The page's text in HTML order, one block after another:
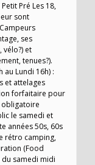
Pré Les 18,
sont
ses
vélo?) et
tenues?).
au Lundi 16h) :
et attelages
forfaitaire pour
obligatoire
le samedi et
années 50s, 60s
rétro camping,
(Food
du samedi midi